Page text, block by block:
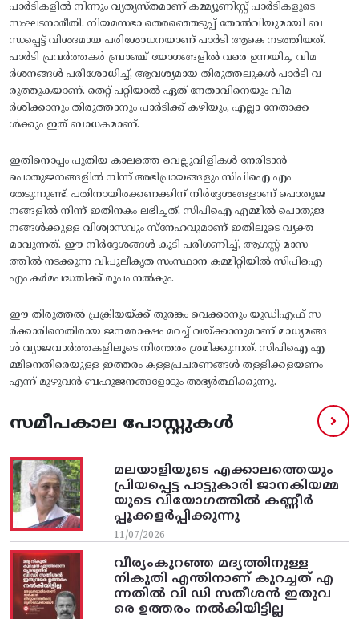
പാര്‍ടികളില്‍ നിന്നും വ്യത്യസ്‌തമാണ്‌ കമ്മ്യൂണിസ്റ്റ്‌ പാര്‍ടികളുടെ
സംഘടനാരീതി. നിയമസഭാ തെരഞ്ഞെടുപ്പ്‌ തോല്‍വിയുമായി ബ
ന്ധപ്പെട്ട്‌ വിശദമായ പരിശോധനയാണ്‌ പാര്‍ടി ആകെ നടത്തിയത്‌.
പാര്‍ടി പ്രവര്‍ത്തകര്‍ ബ്രാഞ്ച്‌ യോഗങ്ങളില്‍ വരെ ഉന്നയിച്ച വിമ
ര്‍ശനങ്ങള്‍ പരിശോധിച്ച്‌, ആവശ്യമായ തിരുത്തലുകള്‍ പാര്‍ടി വ
രുത്തുകയാണ്‌. തെറ്റ്‌ പറ്റിയാല്‍ ഏത്‌ നേതാവിനെയും വിമ
ര്‍ശിക്കാനും തിരുത്താനും പാര്‍ടിക്ക്‌ കഴിയും, എല്ലാ നേതാക്ക
ള്‍ക്കും ഇത്‌ ബാധകമാണ്‌.
ഇതിനൊപ്പം പുതിയ കാലത്തെ വെല്ലുവിളികള്‍ നേരിടാന്‍
പൊതുജനങ്ങളില്‍ നിന്ന്‌ അഭിപ്രായങ്ങളും സിപിഐ എം
തേടുന്നുണ്ട്‌. പതിനായിരക്കണക്കിന്‌ നിര്‍ദ്ദേശങ്ങളാണ്‌ പൊതുജ
നങ്ങളില്‍ നിന്ന്‌ ഇതിനകം ലഭിച്ചത്‌. സിപിഐ എമ്മില്‍ പൊതുജ
നങ്ങള്‍ക്കുള്ള വിശ്വാസവും സ്‌നേഹവുമാണ്‌ ഇതിലൂടെ വ്യക്ത
മാവുന്നത്‌. ഈ നിര്‍ദ്ദേശങ്ങള്‍ കൂടി പരിഗണിച്ച്‌, ആഗസ്റ്റ് മാസ
ത്തില്‍ നടക്കുന്ന വിപുലീകൃത സംസ്ഥാന കമ്മിറ്റിയില്‍ സിപിഐ
എം കര്‍മപദ്ധതിക്ക്‌ രൂപം നല്‍കും.
ഈ തിരുത്തല്‍ പ്രക്രിയയ്‌ക്ക്‌ തുരങ്കം വെക്കാനും യുഡിഎഫ്‌ സ
ര്‍ക്കാരിനെതിരായ ജനരോക്ഷം മറച്ച്‌ വയ്‌ക്കാനുമാണ്‌ മാധ്യമങ്ങ
ള്‍ വ്യാജവാര്‍ത്തകളിലൂടെ നിരന്തരം ശ്രമിക്കുന്നത്‌. സിപിഐ എ
മ്മിനെതിരെയുള്ള ഇത്തരം കള്ളപ്രചരണങ്ങള്‍ തള്ളിക്കളയണം
എന്ന്‌ മുഴുവന്‍ ബഹുജനങ്ങളോടും അഭ്യര്‍ത്ഥിക്കുന്നു.
സമീപകാല പോസ്റ്റുകൾ
മലയാളിയുടെ എക്കാലത്തെയും
പ്രിയപ്പെട്ട പാട്ടുകാരി ജാനകിയമ്മ
യുടെ വിയോഗത്തിൽ കണ്ണീർ
പ്പൂക്കളർപ്പിക്കുന്നു
11/07/2026
വീര്യംകുറഞ്ഞ മദ്യത്തിനുള്ള
നികുതി എന്തിനാണ് കുറച്ചത് എ
ന്നതിൽ വി ഡി സതീശൻ ഇതുവ
രെ ഉത്തരം നൽകിയിട്ടില്ല